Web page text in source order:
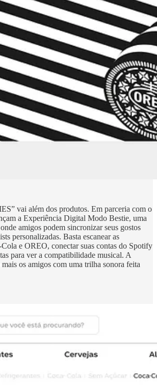
vai além dos produtos. Em parceria com o
a Experiência Digital Modo Bestie, uma
amigos podem sincronizar seus gostos
personalizadas. Basta escanear as
e OREO, conectar suas contas do Spotify
para ver a compatibilidade musical. A
os amigos com uma trilha sonora feita